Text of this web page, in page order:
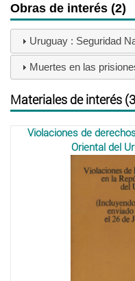
Obras de interés (2)
Uruguay : Seguridad
Muertes en las
Materiales de interés
Violaciones de
Oriental del